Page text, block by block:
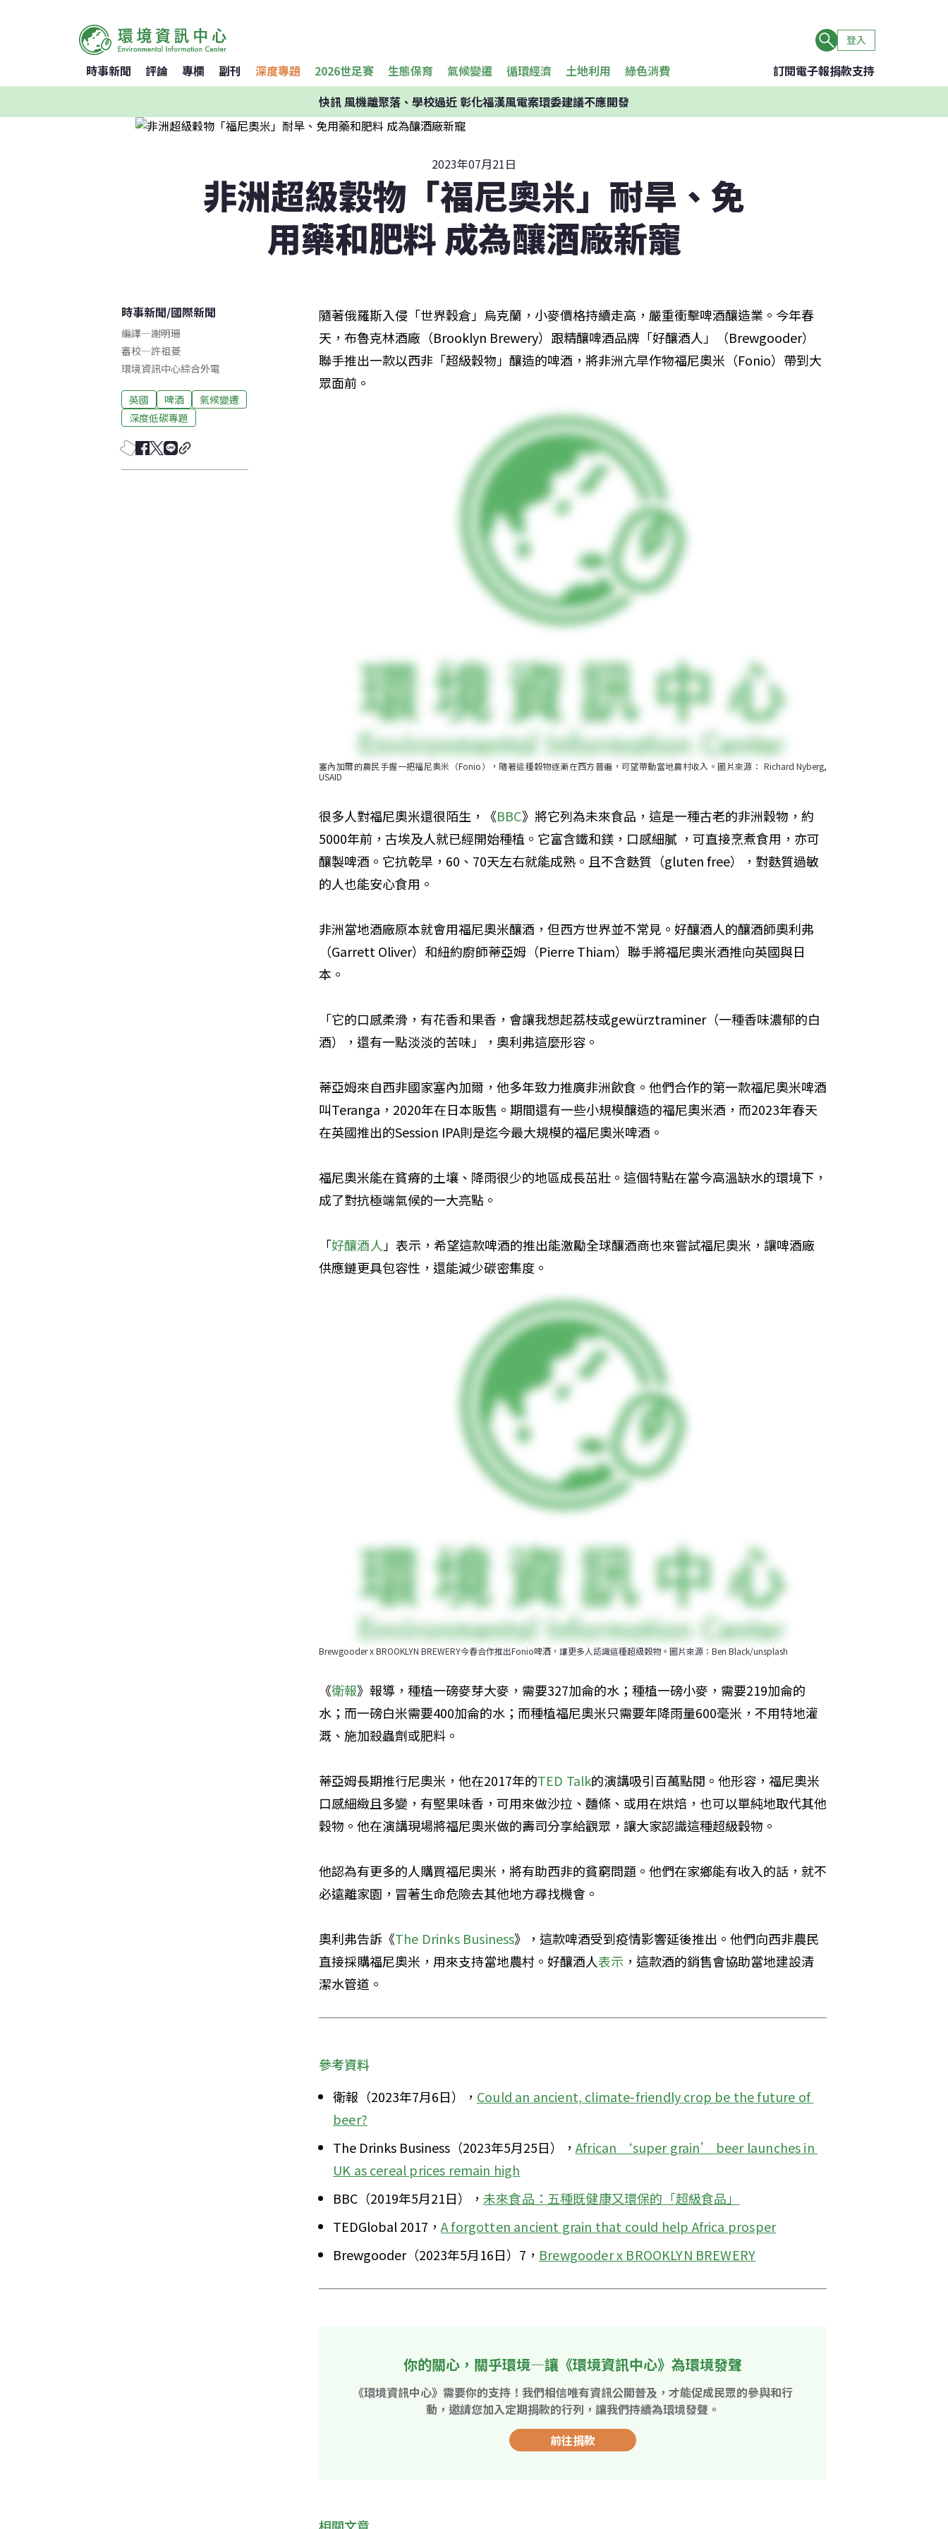
登入
時事新聞 評論 專欄 副刊 深度專題 2026世足賽 生態保育 氣候變遷 循環經濟 土地利用 綠色消費 訂閱電子報捐款支持
快訊風機離聚落、學校過近 彰化福漢風電案環委建議不應開發
2023年07月21日
非洲超級穀物「福尼奧米」耐旱、免
用藥和肥料 成為釀酒廠新寵
時事新聞/國際新聞
編譯—謝明珊
審校—許祖菱
環境資訊中心綜合外電
英國 啤酒
氣候變遷
深度低碳專題
隨著俄羅斯入侵「世界穀倉」烏克蘭，小麥價格持續走高，嚴重衝擊啤酒釀造業。今年春
天，布魯克林酒廠（Brooklyn Brewery）跟精釀啤酒品牌「好釀酒人」（Brewgooder）
聯手推出一款以西非「超級穀物」釀造的啤酒，將非洲亢旱作物福尼奧米（Fonio）帶到大
眾面前。
塞內加爾的農民手握一把福尼奧米（Fonio），隨著這種穀物逐漸在西方普遍，可望帶動當地農村收入。圖片來源： Richard Nyberg,
USAID
很多人對福尼奧米還很陌生，《BBC》將它列為未來食品，這是一種古老的非洲穀物，約
5000年前，古埃及人就已經開始種植。它富含鐵和鎂，口感細膩 ，可直接烹煮食用，亦可
釀製啤酒。它抗乾旱，60、70天左右就能成熟。且不含麩質（gluten free），對麩質過敏
的人也能安心食用。
非洲當地酒廠原本就會用福尼奧米釀酒，但西方世界並不常見。好釀酒人的釀酒師奧利弗
（Garrett Oliver）和紐約廚師蒂亞姆（Pierre Thiam）聯手將福尼奧米酒推向英國與日
本。
「它的口感柔滑，有花香和果香，會讓我想起荔枝或gewürztraminer（一種香味濃郁的白
酒），還有一點淡淡的苦味」，奧利弗這麼形容。
蒂亞姆來自西非國家塞內加爾，他多年致力推廣非洲飲食。他們合作的第一款福尼奧米啤酒
叫Teranga，2020年在日本販售。期間還有一些小規模釀造的福尼奧米酒，而2023年春天
在英國推出的Session IPA則是迄今最大規模的福尼奧米啤酒。
福尼奧米能在貧瘠的土壤、降雨很少的地區成長茁壯。這個特點在當今高溫缺水的環境下，
成了對抗極端氣候的一大亮點。
「好釀酒人」表示，希望這款啤酒的推出能激勵全球釀酒商也來嘗試福尼奧米，讓啤酒廠
供應鏈更具包容性，還能減少碳密集度。
Brewgooder x BROOKLYN BREWERY今春合作推出Fonio啤酒，讓更多人認識這種超級穀物。圖片來源：Ben Black/unsplash
《衛報》報導，種植一磅麥芽大麥，需要327加侖的水；種植一磅小麥，需要219加侖的
水；而一磅白米需要400加侖的水；而種植福尼奧米只需要年降雨量600毫米，不用特地灌
溉、施加殺蟲劑或肥料。
蒂亞姆長期推行尼奧米，他在2017年的TED Talk的演講吸引百萬點閱。他形容，福尼奧米
口感細緻且多變，有堅果味香，可用來做沙拉、麵條、或用在烘焙，也可以單純地取代其他
穀物。他在演講現場將福尼奧米做的壽司分享給觀眾，讓大家認識這種超級穀物。
他認為有更多的人購買福尼奧米，將有助西非的貧窮問題。他們在家鄉能有收入的話，就不
必遠離家園，冒著生命危險去其他地方尋找機會。
奧利弗告訴《The Drinks Business》，這款啤酒受到疫情影響延後推出。他們向西非農民
直接採購福尼奧米，用來支持當地農村。好釀酒人表示 ，這款酒的銷售會協助當地建設清
潔水管道。
參考資料
衛報（2023年7月6日）， Could an ancient, climate-friendly crop be the future of
beer?
The Drinks Business（2023年5月25日），African ‘super grain’ beer launches in
UK as cereal prices remain high
BBC（2019年5月21日）， 未來食品：五種既健康又環保的「超級食品」
TEDGlobal 2017，A forgotten ancient grain that could help Africa prosper
Brewgooder（2023年5月16日）7， Brewgooder x BROOKLYN BREWERY
你的關心，關乎環境—讓《環境資訊中心》為環境發聲
《環境資訊中心》需要你的支持！我們相信唯有資訊公開普及，才能促成民眾的參與和行
動，邀請您加入定期捐款的行列，讓我們持續為環境發聲。
前往捐款